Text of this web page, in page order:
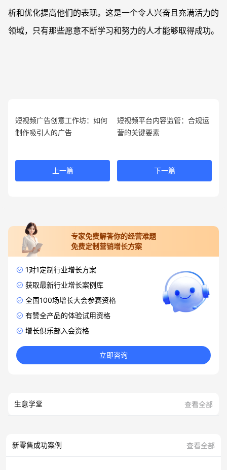
析和优化提高他们的表现。这是一个令人兴奋且充满活力的
领域，只有那些愿意不断学习和努力的人才能够取得成功。
短视频广告创意工作坊：如何
制作吸引人的广告
上一篇
短视频平台内容监管：合规运
营的关键要素
下一篇
专家免费解答你的经营难题
免费定制营销增长方案
1对1定制行业增长方案
获取最新行业增长案例库
全国100场增长大会参赛资格
有赞全产品的体验试用资格
增长俱乐部入会资格
立即咨询
生意学堂 查看全部
新零售成功案例 查看全部